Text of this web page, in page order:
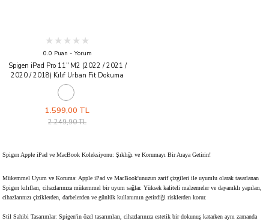
0.0 Puan - Yorum
Spigen iPad Pro 11'' M2 (2022 / 2021 /
2020 / 2018) Kılıf Urban Fit Dokuma
Black
1.599,00 TL
2.249,90 TL
Spigen Apple iPad ve MacBook Koleksiyonu: Şıklığı ve Korumayı Bir Araya Getirin!
Mükemmel Uyum ve Koruma: Apple iPad ve MacBook'unuzun zarif çizgileri ile uyumlu olarak tasarlanan
Spigen kılıfları, cihazlarınıza mükemmel bir uyum sağlar. Yüksek kaliteli malzemeler ve dayanıklı yapıları,
cihazlarınızı çiziklerden, darbelerden ve günlük kullanımın getirdiği risklerden korur.
Stil Sahibi Tasarımlar: Spigen'in özel tasarımları, cihazlarınıza estetik bir dokunuş katarken aynı zamanda